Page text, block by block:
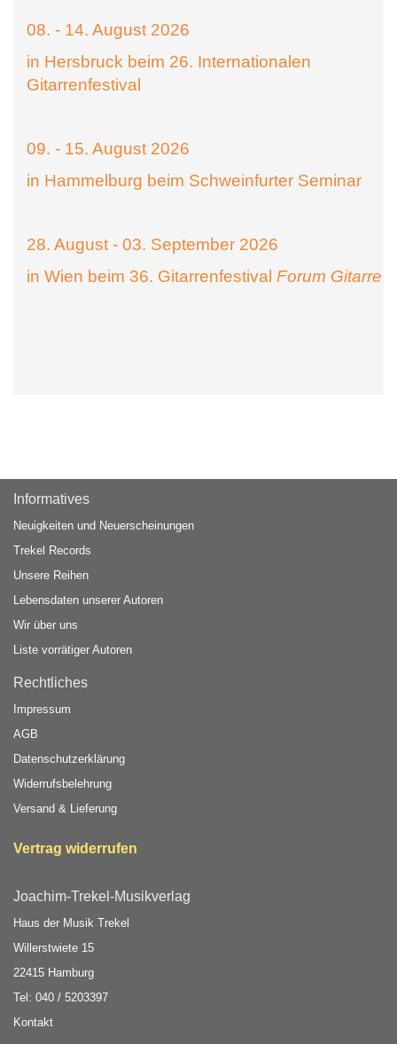
08. - 14. August 2026
in Hersbruck beim 26. Internationalen
Gitarrenfestival
09. - 15. August 2026
in Hammelburg beim Schweinfurter Seminar
28. August - 03. September 2026
in Wien beim 36. Gitarrenfestival Forum Gitarre
Informatives
Neuigkeiten und Neuerscheinungen
Trekel Records
Unsere Reihen
Lebensdaten unserer Autoren
Wir über uns
Liste vorrätiger Autoren
Rechtliches
Impressum
AGB
Datenschutzerklärung
Widerrufsbelehrung
Versand & Lieferung
Vertrag widerrufen
Joachim-Trekel-Musikverlag
Haus der Musik Trekel
Willerstwiete 15
22415 Hamburg
Tel: 040 / 5203397
Kontakt